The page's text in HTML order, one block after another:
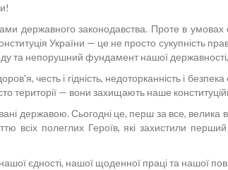
державного законодавства. Проте в умовах
України — це не просто сукупність
та непорушний фундамент нашої
честь і гідність, недоторканність і
території — вони захищають наше
державою. Сьогодні це, перш за все, велика
полеглих Героїв, які захистили
єдності, нашої щоденної праці та нашої